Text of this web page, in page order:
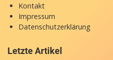
Kontakt
Impressum
Datenschutzerklärung
Letzte Artikel